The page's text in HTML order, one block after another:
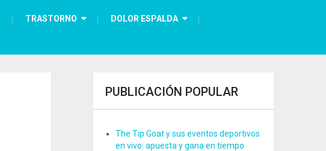
TRASTORNO DOLOR ESPALDA
PUBLICACIÓN POPULAR
The Tip Goat y sus eventos deportivos
en vivo: apuesta y gana en tiempo